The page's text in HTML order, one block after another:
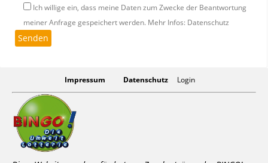
Ich willige ein, dass meine Daten zum Zwecke der Beantwortung
meiner Anfrage gespeichert werden. Mehr Infos: Datenschutz
Impressum Datenschutz Login